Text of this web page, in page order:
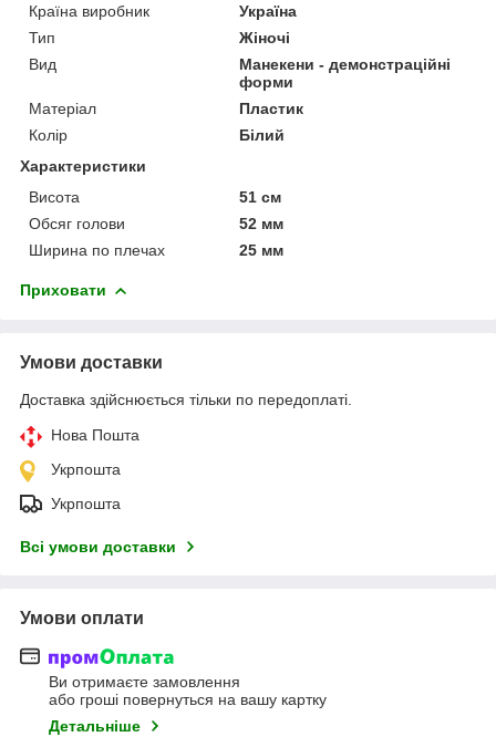
Країна виробник
Україна
Тип
Жіночі
Вид
Манекени - демонстраційні
форми
Матеріал
Пластик
Колір
Білий
Характеристики
Висота
51 см
Обсяг голови
52 мм
Ширина по плечах
25 мм
Приховати
Умови доставки
Доставка здійснюється тільки по передоплаті.
Нова Пошта
Укрпошта
Укрпошта
Всі умови доставки
Умови оплати
Ви отримаєте замовлення
або гроші повернуться на вашу картку
Детальніше